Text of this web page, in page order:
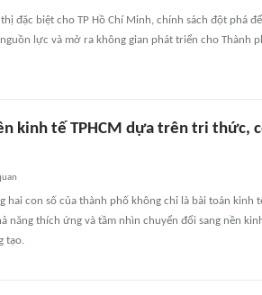
đặc biệt cho TP Hồ Chí Minh, chính sách đột phá
lực và mở ra không gian phát triển cho Thành
kinh tế TPHCM dựa trên tri thức,
hai con số của thành phố không chỉ là bài toán kinh
năng thích ứng và tầm nhìn chuyển đổi sang nền
tạo.